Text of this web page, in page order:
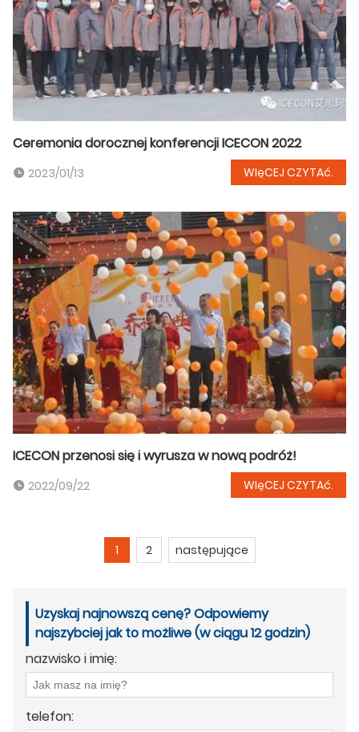
Ceremonia dorocznej konferencji ICECON 2022
2023/01/13 WIęCEJ CZYTAć.
ICECON przenosi się i wyrusza w nową podróż!
2022/09/22 WIęCEJ CZYTAć.
1 2 następujące
Uzyskaj najnowszą cenę? Odpowiemy
najszybciej jak to możliwe (w ciągu 12 godzin)
nazwisko i imię:
telefon: